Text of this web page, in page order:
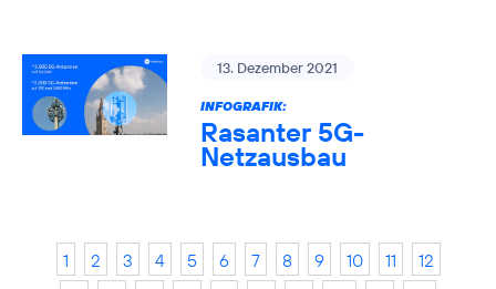
13. Dezember 2021
INFOGRAFIK:
Rasanter 5G-
Netzausbau
1 2 3 4 5 6 7 8 9 10 11
12